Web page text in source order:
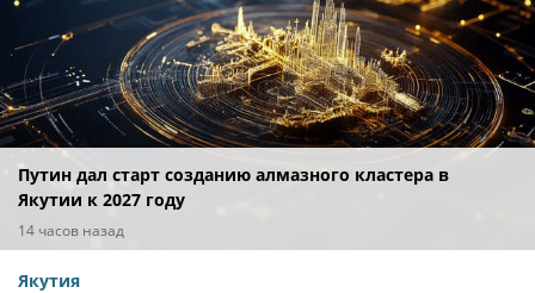
Путин дал старт созданию алмазного кластера в
Якутии к 2027 году
14 часов назад
Якутия